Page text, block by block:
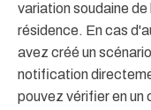
variation soudaine
résidence. En cas
avez créé un
notification
pouvez vérifier en un